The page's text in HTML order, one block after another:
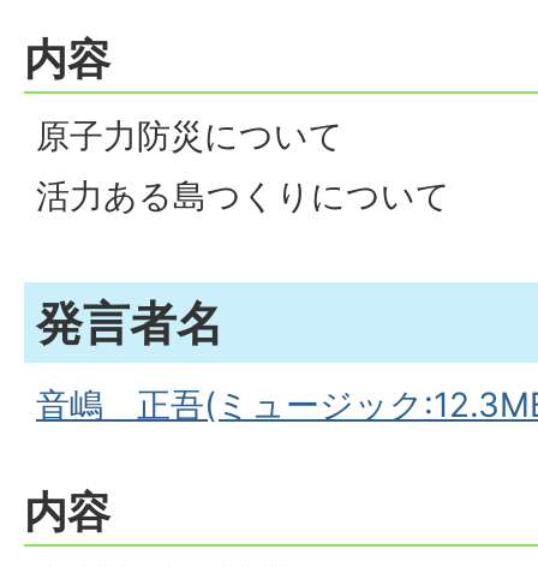
内容
原子力防災について
活力ある島つくりについて
発言者名
音嶋 正吾(ミュージック
内容